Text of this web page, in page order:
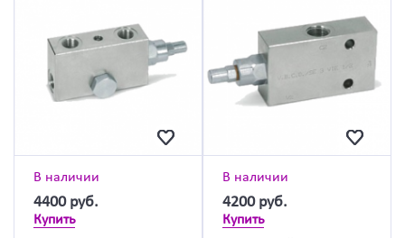
В наличии
4400 руб.
Купить
В наличии
4200 руб.
Купить